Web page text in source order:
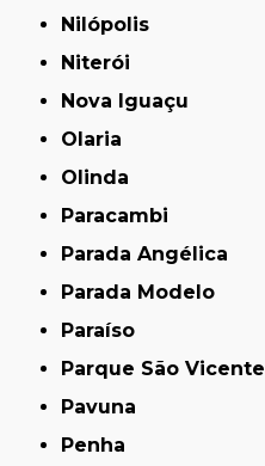
Nilópolis
Niterói
Nova Iguaçu
Olaria
Olinda
Paracambi
Parada Angélica
Parada Modelo
Paraíso
Parque São Vicente
Pavuna
Penha